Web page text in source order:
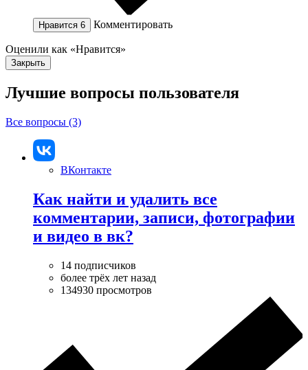
Нравится 6 Комментировать
Оценили как «Нравится»
Закрыть
Лучшие вопросы пользователя
Все вопросы (3)
ВКонтакте
Как найти и удалить все
комментарии, записи, фотографии
и видео в вк?
14 подписчиков
более трёх лет назад
134930 просмотров